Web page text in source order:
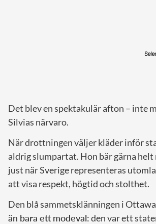
Det blev en spektakulär afton – inte
Silvias närvaro.
När drottningen väljer kläder inför
aldrig slumpartat. Hon bär gärna
just när Sverige representeras
att visa respekt, högtid och stolthet.
Den blå sammetsklänningen i
än bara ett modeval:den var ett